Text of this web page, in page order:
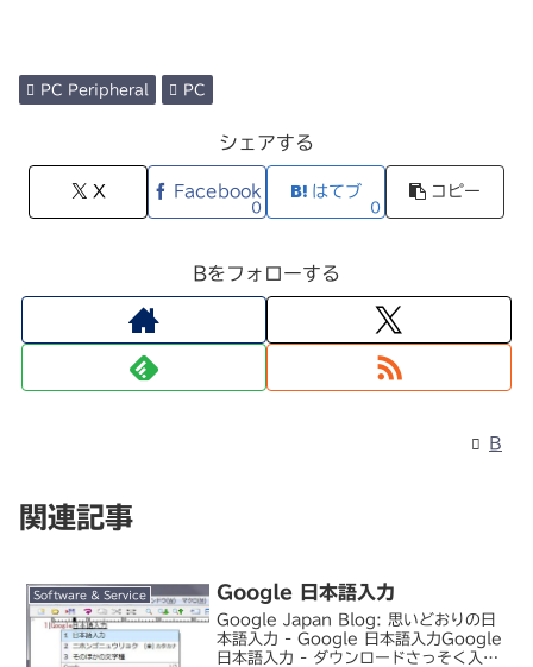
PC Peripheral PC
シェアする
X Facebook
0
はてブ
0
コピー
Bをフォローする
B
関連記事
Software & Service Google 日本語入力
Google Japan Blog: 思いどおりの日
本語入力 - Google 日本語入力Google
日本語入力 - ダウンロードさっそく入れ